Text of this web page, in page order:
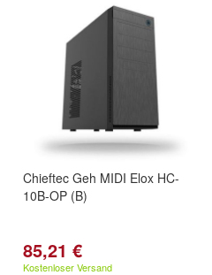
Chieftec Geh MIDI Elox HC-
10B-OP (B)
85,21 €
Kostenloser Versand